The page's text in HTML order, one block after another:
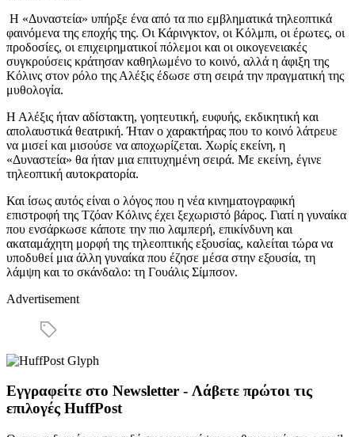
Η «Δυναστεία» υπήρξε ένα από τα πιο εμβληματικά τηλεοπτικά
φαινόμενα της εποχής της. Οι Κάρινγκτον, οι Κόλμπι, οι έρωτες, οι
προδοσίες, οι επιχειρηματικοί πόλεμοι και οι οικογενειακές
συγκρούσεις κράτησαν καθηλωμένο το κοινό, αλλά η άφιξη της
Κόλινς στον ρόλο της Αλέξις έδωσε στη σειρά την πραγματική της
μυθολογία.
Η Αλέξις ήταν αδίστακτη, γοητευτική, ευφυής, εκδικητική και
απολαυστικά θεατρική. Ήταν ο χαρακτήρας που το κοινό λάτρευε
να μισεί και μισούσε να αποχωρίζεται. Χωρίς εκείνη, η
«Δυναστεία» θα ήταν μια επιτυχημένη σειρά. Με εκείνη, έγινε
τηλεοπτική αυτοκρατορία.
Και ίσως αυτός είναι ο λόγος που η νέα κινηματογραφική
επιστροφή της Τζόαν Κόλινς έχει ξεχωριστό βάρος. Γιατί η γυναίκα
που ενσάρκωσε κάποτε την πιο λαμπερή, επικίνδυνη και
ακαταμάχητη μορφή της τηλεοπτικής εξουσίας, καλείται τώρα να
υποδυθεί μια άλλη γυναίκα που έζησε μέσα στην εξουσία, τη
λάμψη και το σκάνδαλο: τη Γουάλις Σίμπσον.
Advertisement
Εγγραφείτε στο Newsletter - Λάβετε πρώτοι τις
επιλογές HuffPost